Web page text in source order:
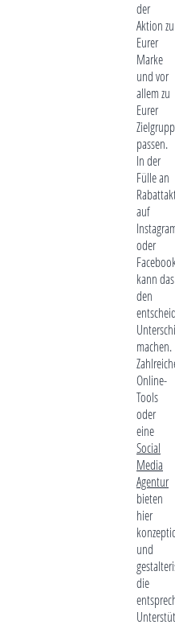
der
Aktion zu
Eurer
Marke
und vor
allem zu
Eurer
passen.
In der
Fülle an
auf
oder
kann das
den
machen.
Online-
Tools
oder
eine
Social
Media
Agentur
bieten
hier
und
die